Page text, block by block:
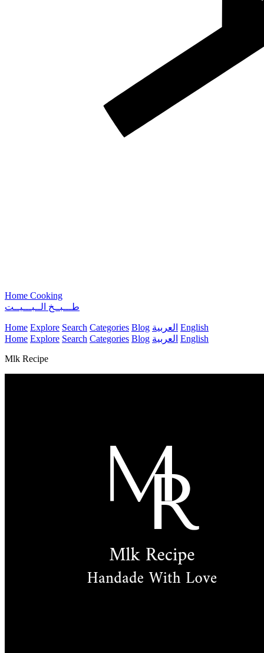
Home Cooking
طـــبــخ الــبـــيــت
Home Explore Search Categories Blog العربية English
Home Explore Search Categories Blog العربية English
Mlk Recipe